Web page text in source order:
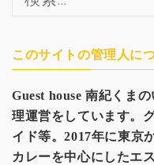
索:
このサイトの管理人に
Guest house南紀くま
理運営をしています。
イド等。2017年に東京
カレーを中心にしたエ